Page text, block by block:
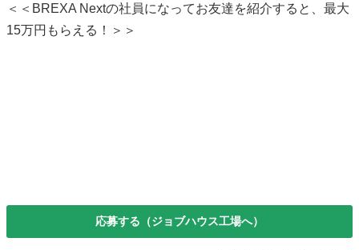
＜＜BREXA Nextの社員になってお友達を紹介すると、最大
15万円もらえる！＞＞
応募する（ジョブハウス工場へ）